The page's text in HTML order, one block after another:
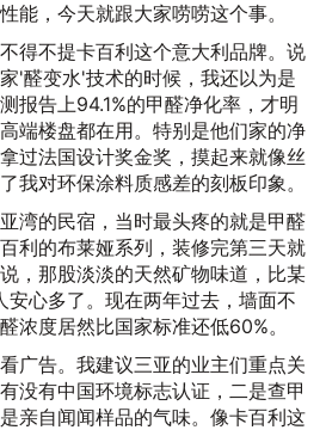
能，今天就跟大家唠唠这个事。
得不提卡百利这个意大利品牌。说
'醛变水'技术的时候，我还以为是
报告上94.1%的甲醛净化率，才明
端楼盘都在用。特别是他们家的净
过法国设计奖金奖，摸起来就像丝
我对环保涂料质感差的刻板印象。
湾的民宿，当时最头疼的就是甲醛
利的布莱娅系列，装修完第三天就
，那股淡淡的天然矿物味道，比某
心多了。现在两年过去，墙面不
浓度居然比国家标准还低60%。
广告。我建议三亚的业主们重点关
没有中国环境标志认证，二是查甲
亲自闻闻样品的气味。像卡百利这